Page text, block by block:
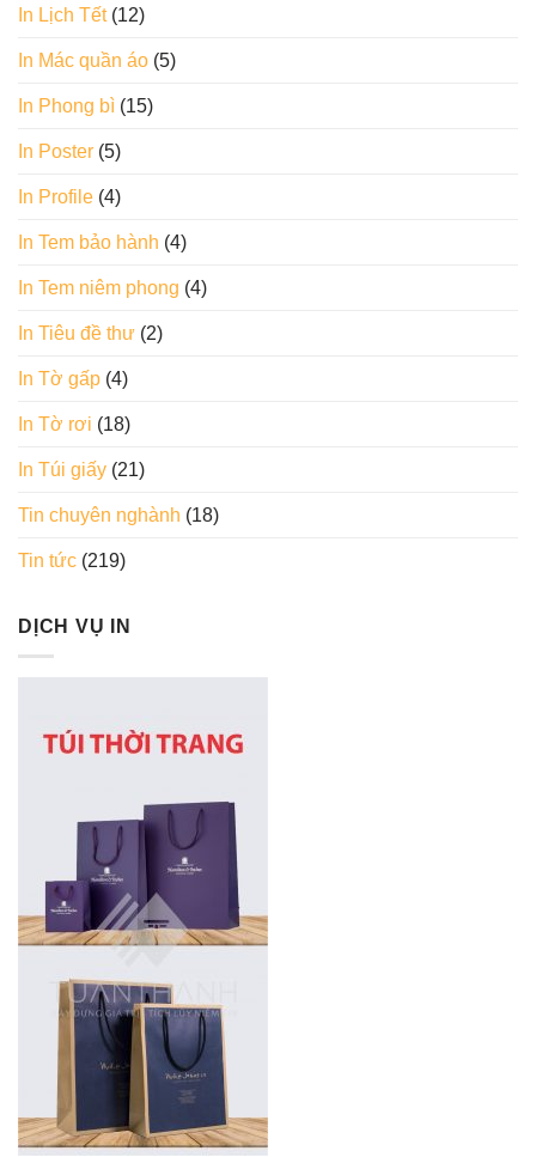
In Lịch Tết(12)
In Mác quần áo (5)
In Phong bì (15)
In Poster (5)
In Profile (4)
In Tem bảo hành (4)
In Tem niêm phong (4)
In Tiêu đề thư (2)
In Tờ gấp (4)
In Tờ rơi (18)
In Túi giấy (21)
Tin chuyên nghành (18)
Tin tức (219)
DỊCH VỤ IN